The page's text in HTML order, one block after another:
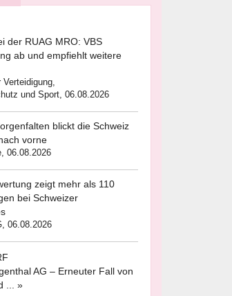
der RUAG MRO: VBS
ab und empfiehlt weitere
Verteidigung,
und Sport, 06.08.2026
blickt die Schweiz
vorne
06.08.2026
zeigt mehr als 110
bei Schweizer
06.08.2026
AG – Erneuter Fall von
... »